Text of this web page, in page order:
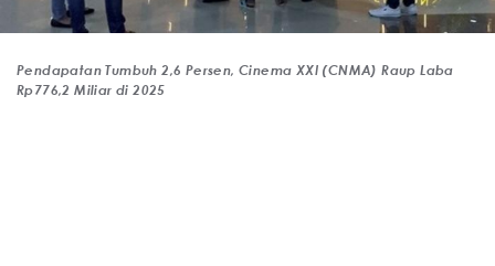
Pendapatan Tumbuh 2,6 Persen, Cinema XXI (CNMA) Raup Laba
Rp776,2 Miliar di 2025